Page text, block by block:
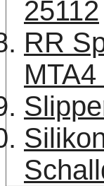
25112
RR